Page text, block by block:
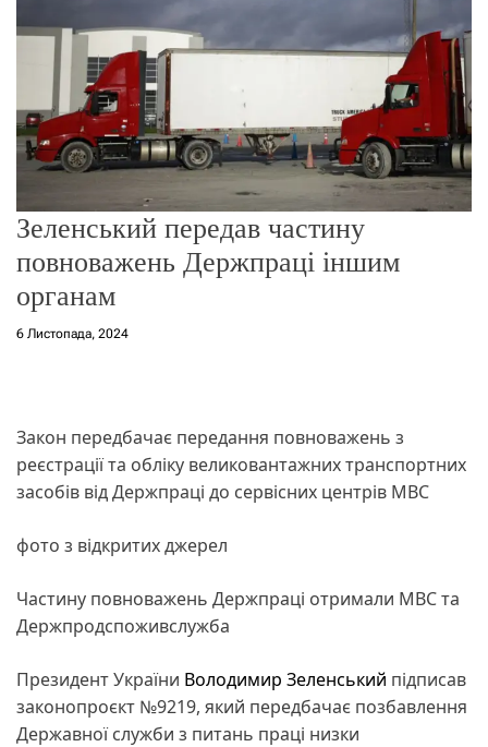
е
и
м
у
Зеленський передав частину
повноважень Держпраці іншим
органам
6 Листопада, 2024
Закон передбачає передання повноважень з
реєстрації та обліку великовантажних транспортних
засобів від Держпраці до сервісних центрів МВС
фото з відкритих джерел
Частину повноважень Держпраці отримали МВС та
Держпродспоживслужба
Президент України Володимир Зеленський підписав
законопроєкт №9219, який передбачає позбавлення
Державної служби з питань праці низки